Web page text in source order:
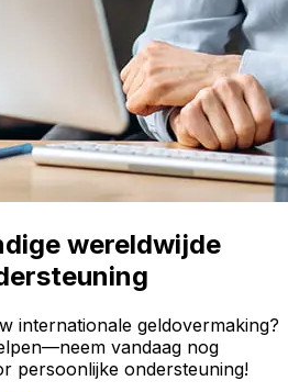
wereldwijde
internationale geldovermaking?
vandaag nog
persoonlijke ondersteuning!